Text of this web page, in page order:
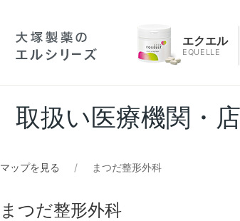
エクエル
EQUELLE
取扱い医療機関・
マップを見る まつだ整形外科
まつだ整形外科